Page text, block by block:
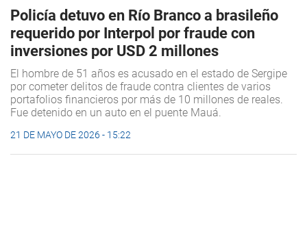
Policía detuvo en Río Branco a brasileño
requerido por Interpol por fraude con
inversiones por USD 2 millones
El hombre de 51 años es acusado en el estado de Sergipe
por cometer delitos de fraude contra clientes de varios
portafolios financieros por más de 10 millones de reales.
Fue detenido en un auto en el puente Mauá.
21 DE MAYO DE 2026 - 15:22